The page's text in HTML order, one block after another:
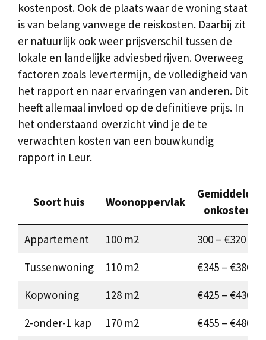
kostenpost. Ook de plaats waar de woning staat
is van belang vanwege de reiskosten. Daarbij zit
er natuurlijk ook weer prijsverschil tussen de
lokale en landelijke adviesbedrijven. Overweeg
factoren zoals levertermijn, de volledigheid van
het rapport en naar ervaringen van anderen. Dit
heeft allemaal invloed op de definitieve prijs. In
het onderstaand overzicht vind je de te
verwachten kosten van een bouwkundig
rapport in Leur.
Soort huis Woonoppervlak
Gemiddelde
onkosten
Appartement 100 m2
300 – €320
Tussenwoning
110 m2
€345 – €380
Kopwoning
128 m2
€425 – €430
2-onder-1 kap
170 m2
€455 – €480